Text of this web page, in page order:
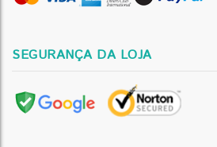
SEGURANÇA DA LOJA